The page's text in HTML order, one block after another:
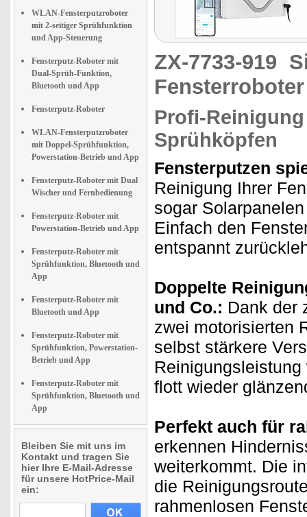
WLAN-Fensterputzroboter
mit 2-seitiger Sprühfunktion
und App-Steuerung
Fensterputz-Roboter mit
Dual-Sprüh-Funktion,
Bluetooth und App
Fensterputz-Roboter
WLAN-Fensterputzroboter
mit Doppel-Sprühfunktion,
Powerstation-Betrieb und App
Fensterputz-Roboter mit Dual
Wischer und Fernbedienung
Fensterputz-Roboter mit
Powerstation-Betrieb und App
Fensterputz-Roboter mit
Sprühfunktion, Bluetooth und
App
Fensterputz-Roboter mit
Bluetooth und App
Fensterputz-Roboter mit
Sprühfunktion, Powerstation-
Betrieb und App
Fensterputz-Roboter mit
Sprühfunktion, Bluetooth und
App
Bleiben Sie mit uns im
Kontakt und tragen Sie
hier Ihre E-Mail-Adresse
für unsere HotPrice-Mail
ein:
ZX-7733-919
Fensterroboter
Profi-
Sprühköpfen
Fensterputzen
Reinigung Ihrer
sogar
Einfach den
entspannt
Doppelte
und Co.: Dank der
zwei motorisierten
selbst stärkere
flott wieder
Perfekt auch für
erkennen
weiterkommt. Die
die
rahmenlosen